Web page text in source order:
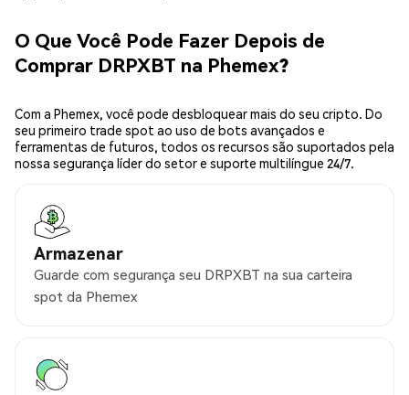
O Que Você Pode Fazer Depois de
Comprar DRPXBT na Phemex?
Com a Phemex, você pode desbloquear mais do seu cripto. Do
seu primeiro trade spot ao uso de bots avançados e
ferramentas de futuros, todos os recursos são suportados pela
nossa segurança líder do setor e suporte multilíngue 24/7.
Armazenar
Guarde com segurança seu DRPXBT na sua carteira
spot da Phemex